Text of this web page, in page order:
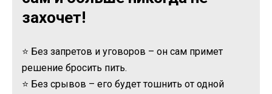
захочет!
⭐ Без запретов и уговоров – он сам примет
решение бросить пить.
⭐ Без срывов – его будет тошнить от одной